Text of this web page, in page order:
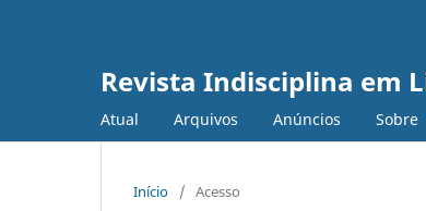
Revista Indisciplina em
Atual Arquivos Anúncios Sobre
Início / Acesso